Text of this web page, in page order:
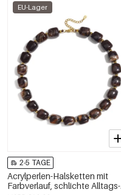
EU-Lager
2-5 TAGE
Acrylperlen-Halsketten mit
Farbverlauf, schlichte Alltags-